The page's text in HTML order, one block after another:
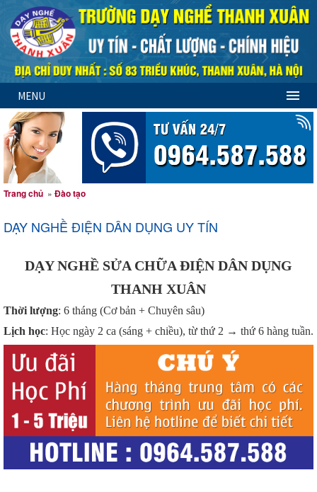
MENU
Trang chủ » Đào tạo
DẠY NGHỀ ĐIỆN DÂN DỤNG UY TÍN
DẠY NGHỀ SỬA CHỮA ĐIỆN DÂN DỤNG
THANH XUÂN
Thời lượng: 6 tháng (Cơ bản + Chuyên sâu)
Lịch học: Học ngày 2 ca (sáng + chiều), từ thứ 2 → thứ 6 hàng tuần.